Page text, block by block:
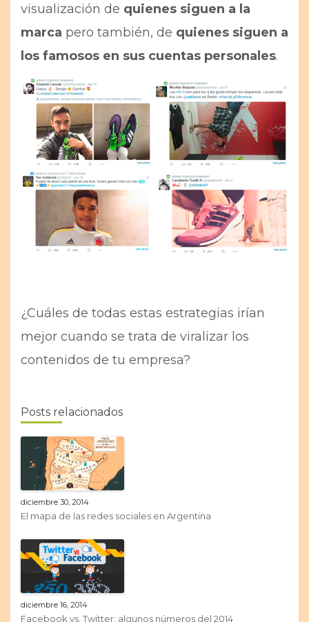
visualización de quienes siguen a la
marca pero también, de quienes siguen a
los famosos en sus cuentas personales.
¿Cuáles de todas estas estrategias irían
mejor cuando se trata de viralizar los
contenidos de tu empresa?
Posts relacionados
diciembre 30, 2014
El mapa de las redes sociales en Argentina
diciembre 16, 2014
Facebook vs. Twitter: algunos números del 2014